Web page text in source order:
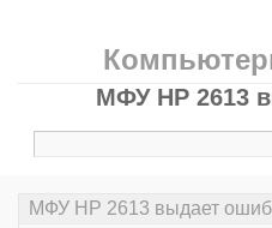
МФУ HP 2613
МФУ HP 2613 выдает